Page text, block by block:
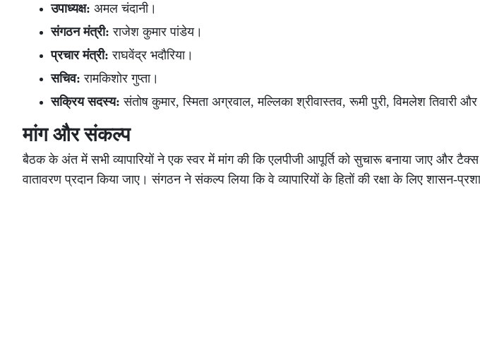
उपाध्यक्ष: अमल चंदानी।
संगठन मंत्री: राजेश कुमार पांडेय।
प्रचार मंत्री: राघवेंद्र भदौरिया।
सचिव: रामकिशोर गुप्ता।
सक्रिय सदस्य: संतोष कुमार, स्मिता अग्रवाल, मल्लिका श्रीवास्तव, रूमी पुरी, विमलेश तिवारी और
मांग और संकल्प
बैठक के अंत में सभी व्यापारियों ने एक स्वर में मांग की कि एलपीजी आपूर्ति को सुचारू बनाया जाए और टैक्स
वातावरण प्रदान किया जाए। संगठन ने संकल्प लिया कि वे व्यापारियों के हितों की रक्षा के लिए शासन-